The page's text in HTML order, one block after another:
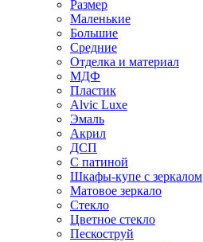
Размер
Маленькие
Большие
Средние
Отделка и материал
МДФ
Пластик
Alvic Luxe
Эмаль
Акрил
ДСП
С патиной
Шкафы-купе с зеркалом
Матовое зеркало
Стекло
Цветное стекло
Пескоструй